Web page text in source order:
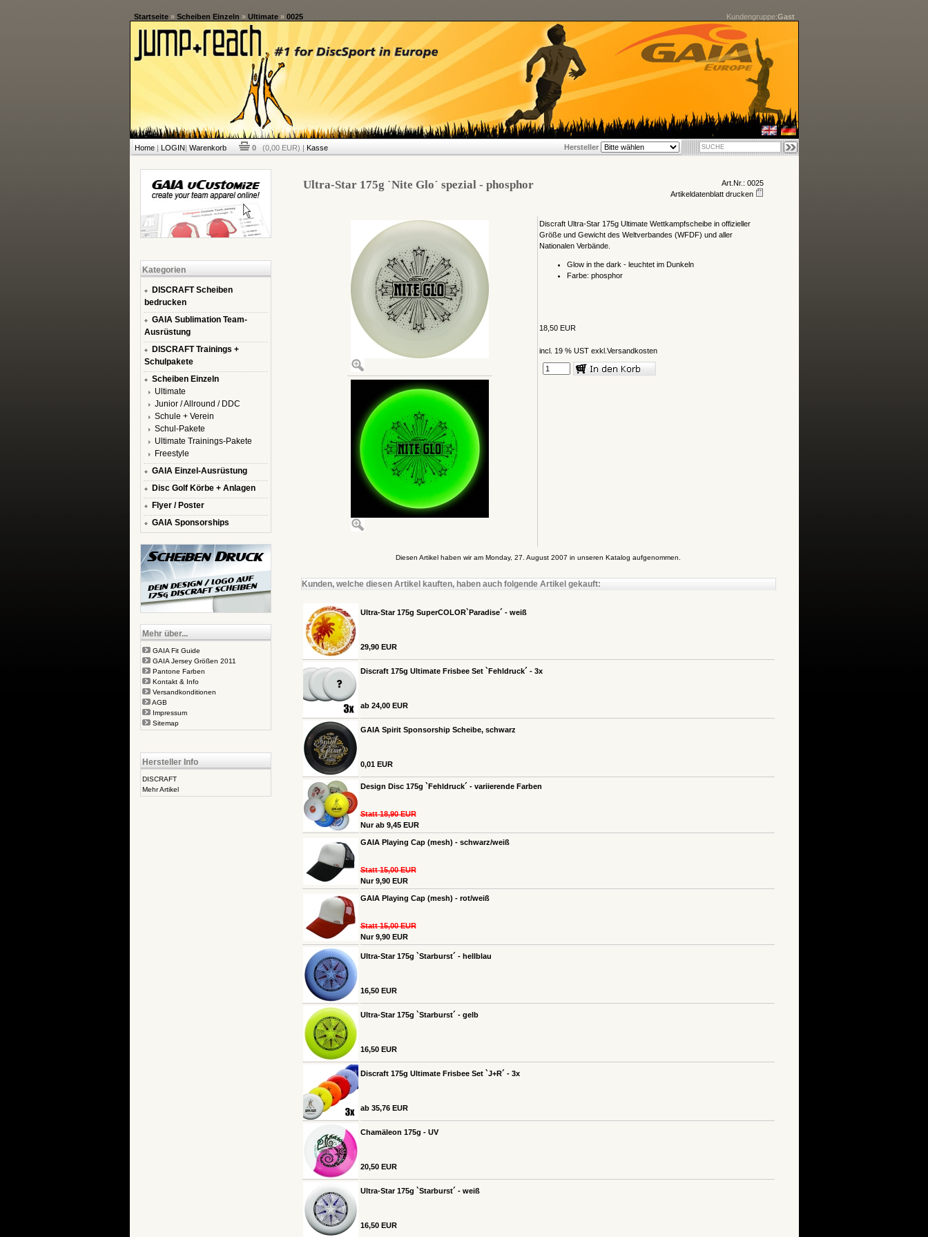
Startseite» Scheiben Einzeln » Ultimate» 0025 Kundengruppe:Gast
Home| LOGIN| Warenkorb 0 (0,00 EUR) | Kasse Hersteller
Kategorien
DISCRAFT Scheiben
bedrucken
GAIA Sublimation Team-
Ausrüstung
DISCRAFT Trainings +
Schulpakete
Scheiben Einzeln
Ultimate
Junior / Allround / DDC
Schule + Verein
Schul-Pakete
Ultimate Trainings-Pakete
Freestyle
GAIA Einzel-Ausrüstung
Disc Golf Körbe + Anlagen
Flyer / Poster
GAIA Sponsorships
Mehr über...
GAIA Fit Guide
GAIA Jersey Größen 2011
Pantone Farben
Kontakt & Info
Versandkonditionen
AGB
Impressum
Sitemap
Hersteller Info
DISCRAFT
Mehr Artikel
Ultra-Star 175g `Nite Glo´ spezial - phosphor
Art.Nr.: 0025
Artikeldatenblatt drucken
Discraft Ultra-Star 175g Ultimate Wettkampfscheibe in offizieller
Größe und Gewicht des Weltverbandes (WFDF) und aller
Nationalen Verbände.
Glow in the dark - leuchtet im Dunkeln
Farbe: phosphor
18,50 EUR
incl. 19 % UST exkl. Versandkosten
Diesen Artikel haben wir am Monday, 27. August 2007 in unseren Katalog aufgenommen.
Kunden, welche diesen Artikel kauften, haben auch folgende Artikel gekauft:
Ultra-Star 175g SuperCOLOR`Paradise´ - weiß
29,90 EUR
Discraft 175g Ultimate Frisbee Set `Fehldruck´ - 3x
ab 24,00 EUR
GAIA Spirit Sponsorship Scheibe, schwarz
0,01 EUR
Design Disc 175g `Fehldruck´ - variierende Farben
Statt 18,90 EUR
Nur ab 9,45 EUR
GAIA Playing Cap (mesh) - schwarz/weiß
Statt 15,00 EUR
Nur 9,90 EUR
GAIA Playing Cap (mesh) - rot/weiß
Statt 15,00 EUR
Nur 9,90 EUR
Ultra-Star 175g `Starburst´ - hellblau
16,50 EUR
Ultra-Star 175g `Starburst´ - gelb
16,50 EUR
Discraft 175g Ultimate Frisbee Set `J+R´ - 3x
ab 35,76 EUR
Chamäleon 175g - UV
20,50 EUR
Ultra-Star 175g `Starburst´ - weiß
16,50 EUR